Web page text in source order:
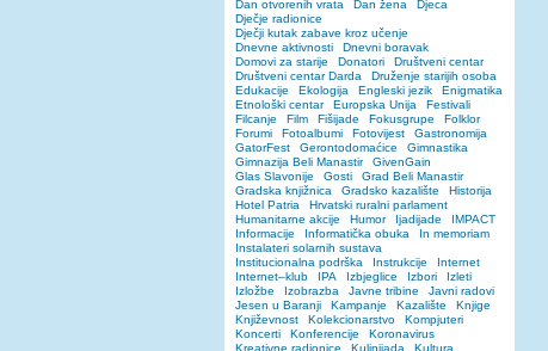
Dan otvorenih vrata
Dan žena
Djeca
Dječje radionice
Dječji kutak zabave kroz učenje
Dnevne aktivnosti
Dnevni boravak
Domovi za starije
Donatori
Društveni centar
Društveni centar Darda
Druženje starijih osoba
Edukacije
Ekologija Engleski jezik
Enigmatika
Etnološki centar
Europska Unija
Festivali
Filcanje
Film Fišijade Fokusgrupe
Folklor
Forumi
Fotoalbumi Fotovijest
Gastronomija
GatorFest
Gerontodomaćice
Gimnastika
Gimnazija Beli Manastir
GivenGain
Glas Slavonije
Gosti
Grad Beli Manastir
Gradska knjižnica
Gradsko kazalište
Historija
Hotel Patria
Hrvatski ruralni parlament
Humanitarne akcije
Humor Ijadijade
IMPACT
Informacije
Informatička obuka
In memoriam
Instalateri solarnih sustava
Institucionalna podrška
Instrukcije
Internet
Internet–klub
IPA Izbjeglice Izbori
Izleti
Izložbe
Izobrazba Javne tribine
Javni radovi
Jesen u Baranji
Kampanje Kazalište
Knjige
Književnost
Kolekcionarstvo
Kompjuteri
Koncerti
Konferencije
Koronavirus
Kreativne radionice
Kulinijada
Kultura